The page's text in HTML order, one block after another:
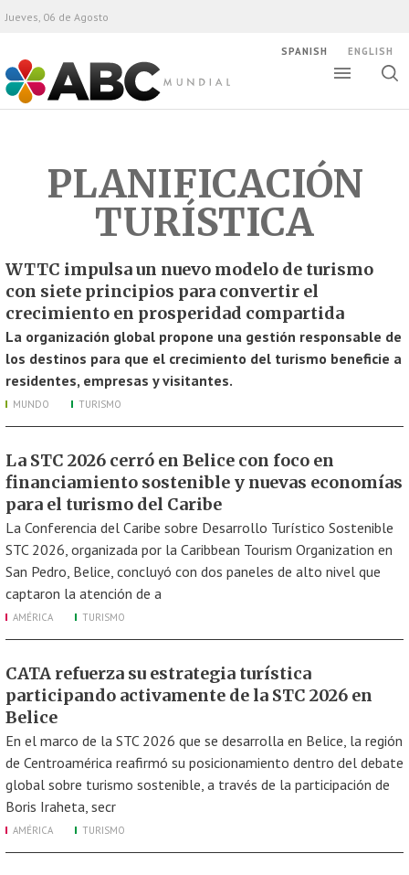
ABC Mundial
Jueves, 06 de Agosto
SPANISH ENGLISH
PLANIFICACIÓN
TURÍSTICA
WTTC impulsa un nuevo modelo de turismo
con siete principios para convertir el
crecimiento en prosperidad compartida
La organización global propone una gestión responsable de
los destinos para que el crecimiento del turismo beneficie a
residentes, empresas y visitantes.
MUNDO TURISMO
La STC 2026 cerró en Belice con foco en
financiamiento sostenible y nuevas economías
para el turismo del Caribe
La Conferencia del Caribe sobre Desarrollo Turístico Sostenible
STC 2026, organizada por la Caribbean Tourism Organization en
San Pedro, Belice, concluyó con dos paneles de alto nivel que
captaron la atención de a
AMÉRICA TURISMO
CATA refuerza su estrategia turística
participando activamente de la STC 2026 en
Belice
En el marco de la STC 2026 que se desarrolla en Belice, la región
de Centroamérica reafirmó su posicionamiento dentro del debate
global sobre turismo sostenible, a través de la participación de
Boris Iraheta, secr
AMÉRICA TURISMO